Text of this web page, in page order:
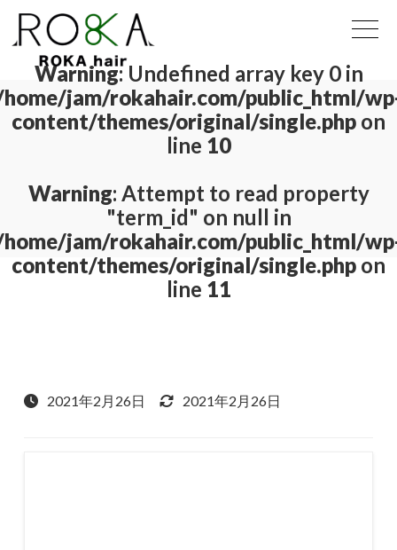
Warning: Undefined array key 0 in
jam/rokahair.com/public_html/
content/themes/original/single.php on
line 10
Warning: Attempt to read property
"term_id" on null in
jam/rokahair.com/public_html/
content/themes/original/single.php on
line 11
2021年2月26日 2021年2月26日